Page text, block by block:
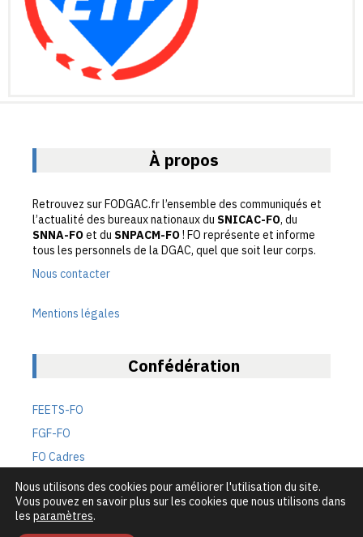
À propos
Retrouvez sur FODGAC.fr l’ensemble des communiqués et
l’actualité des bureaux nationaux du SNICAC-FO, du
SNNA-FOet du SNPACM-FO! FO représente et informe
tous les personnels de la DGAC, quel que soit leur corps.
Nous contacter
Mentions légales
Confédération
FEETS-FO
FGF-FO
FO Cadres
FO Défense
FO Transports
Nous utilisons des cookies pour améliorer l'utilisation du site.
Vous pouvez en savoir plus sur les cookies que nous utilisons dans
les paramètres.